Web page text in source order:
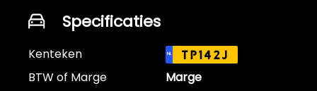
Specificaties
Kenteken NL TP142J
BTW of Marge
Marge